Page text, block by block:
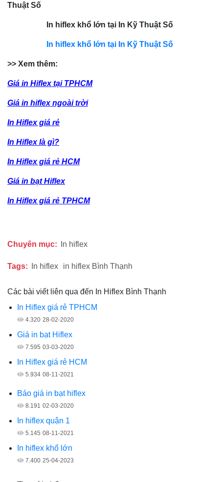
Thuật Số
In hiflex khổ lớn tại In Kỹ Thuật Số
In hiflex khổ lớn tại In Kỹ Thuật Số
>> Xem thêm:
Giá in Hiflex tại TPHCM
Giá in hiflex ngoài trời
In Hiflex giá rẻ
In Hiflex là gì?
In Hiflex giá rẻ HCM
Giá in bạt Hiflex
In Hiflex giá rẻ TPHCM
Chuyên mục: In hiflex
Tags: In hiflex in hiflex Bình Thạnh
Các bài viết liên qua đến In Hiflex Bình Thạnh
In Hiflex giá rẻ TPHCM
4.320 28-02-2020
Giá in bạt Hiflex
7.595 03-03-2020
In Hiflex giá rẻ HCM
5.934 08-11-2021
Báo giá in bạt hiflex
8.191 02-03-2020
In hiflex quận 1
5.145 08-11-2021
In hiflex khổ lớn
7.400 25-04-2023